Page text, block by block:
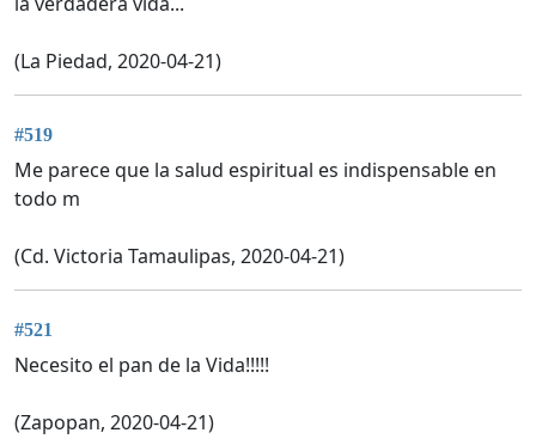
(La Piedad, 2020-04-21)
#519
Me parece que la salud espiritual es indispensable en
todo m
(Cd. Victoria Tamaulipas, 2020-04-21)
#521
Necesito el pan de la Vida!!!!!
(Zapopan, 2020-04-21)